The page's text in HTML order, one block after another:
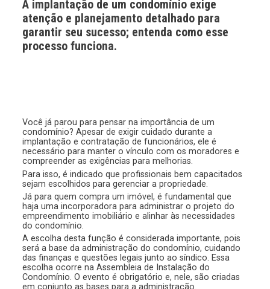
A implantação de um condomínio exige
atenção e planejamento detalhado para
garantir seu sucesso; entenda como esse
processo funciona.
Você já parou para pensar na importância de um
condomínio? Apesar de exigir cuidado durante a
implantação e contratação de funcionários, ele é
necessário para manter o vínculo com os moradores e
compreender as exigências para melhorias.
Para isso, é indicado que profissionais bem capacitados
sejam escolhidos para gerenciar a propriedade.
Já para quem compra um imóvel, é fundamental que
haja uma incorporadora para administrar o projeto do
empreendimento imobiliário e alinhar às necessidades
do condomínio.
A escolha desta função é considerada importante, pois
será a base da administração do condomínio, cuidando
das finanças e questões legais junto ao síndico. Essa
escolha ocorre na Assembleia de Instalação do
Condomínio. O evento é obrigatório e, nele, são criadas
em conjunto as bases para a administração.